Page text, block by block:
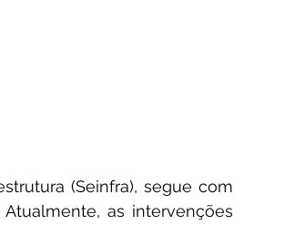
(Seinfra), segue com
as intervenções